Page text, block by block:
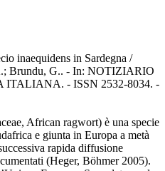
inaequidens in Sardegna /
Brundu, G.. - In: NOTIZIARIO
- ISSN 2532-8034. -
African ragwort) è una specie
e giunta in Europa a metà
rapida diffusione
(Heger, Böhmer 2005).